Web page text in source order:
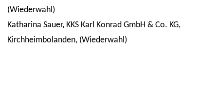
(Wiederwahl)
Katharina Sauer, KKS Karl Konrad GmbH & Co. KG,
Kirchheimbolanden, (Wiederwahl)